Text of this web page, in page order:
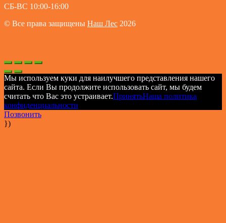
СБ-ВС 10:00-16:00
© Все права защищены Наш Лес 2026
Мы используем куки для наилучшего представления нашего
сайта. Если Вы продолжите использовать сайт, мы будем
считать что Вас это устраивает.ПринятьНаша политика
конфиденциальности
Позвонить
})